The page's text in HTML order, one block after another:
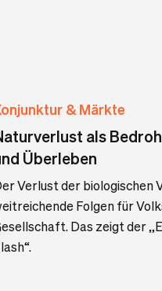
& Märkte
als
Überleben
Verlust der
Folgen für
Das zeigt der